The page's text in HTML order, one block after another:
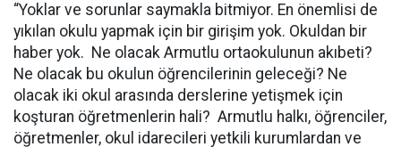
“Yoklar ve sorunlar saymakla bitmiyor. En önemlisi de
yıkılan okulu yapmak için bir girişim yok. Okuldan bir
haber yok. Ne olacak Armutlu ortaokulunun akıbeti?
Ne olacak bu okulun öğrencilerinin geleceği? Ne
olacak iki okul arasında derslerine yetişmek için
koşturan öğretmenlerin hali? Armutlu halkı, öğrenciler,
öğretmenler, okul idarecileri yetkili kurumlardan ve